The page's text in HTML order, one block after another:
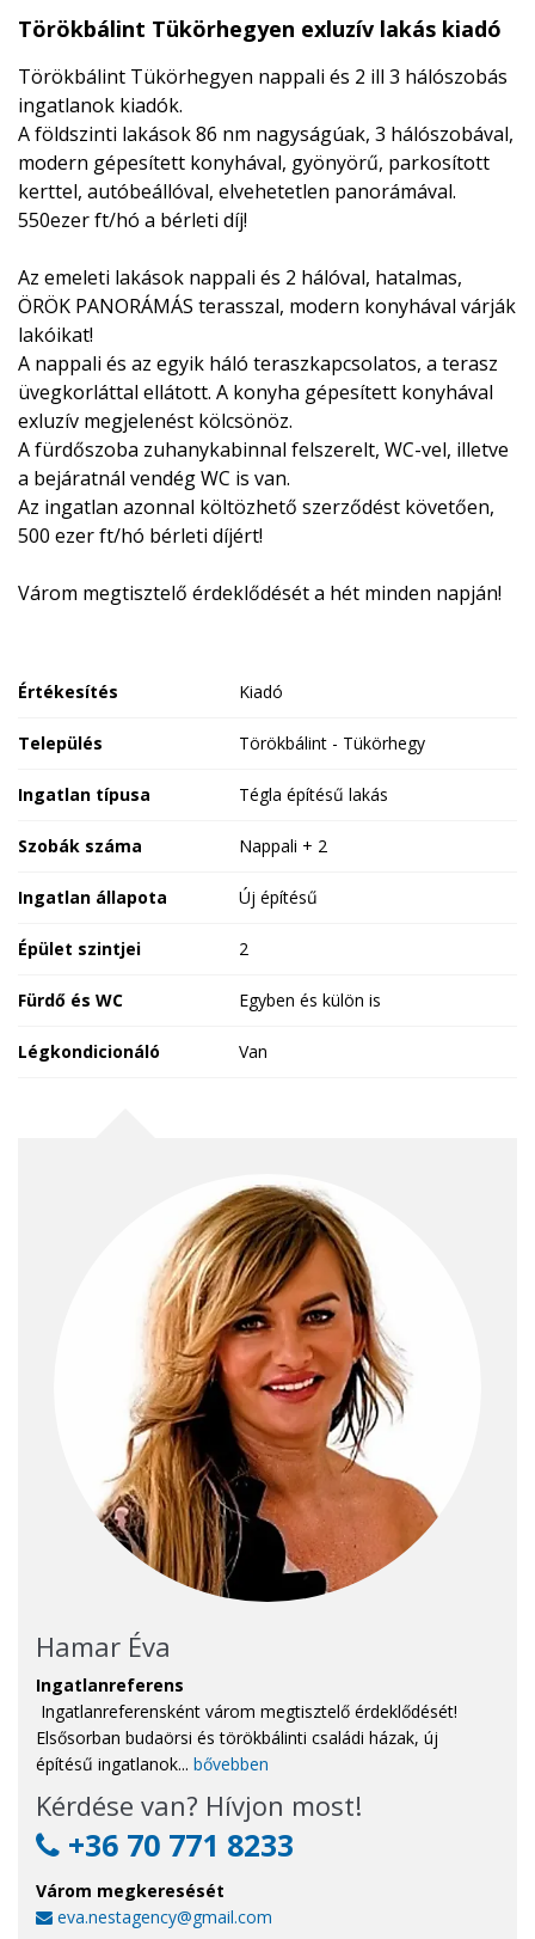
Törökbálint Tükörhegyen exluzív lakás kiadó
Törökbálint Tükörhegyen nappali és 2 ill 3 hálószobás
ingatlanok kiadók.
A földszinti lakások 86 nm nagyságúak, 3 hálószobával,
modern gépesített konyhával, gyönyörű, parkosított
kerttel, autóbeállóval, elvehetetlen panorámával.
550ezer ft/hó a bérleti díj!
Az emeleti lakások nappali és 2 hálóval, hatalmas,
ÖRÖK PANORÁMÁS terasszal, modern konyhával várják
lakóikat!
A nappali és az egyik háló teraszkapcsolatos, a terasz
üvegkorláttal ellátott. A konyha gépesített konyhával
exluzív megjelenést kölcsönöz.
A fürdőszoba zuhanykabinnal felszerelt, WC-vel, illetve
a bejáratnál vendég WC is van.
Az ingatlan azonnal költözhető szerződést követően,
500 ezer ft/hó bérleti díjért!
Várom megtisztelő érdeklődését a hét minden napján!
Értékesítés Kiadó
Település Törökbálint - Tükörhegy
Ingatlan típusa Tégla építésű lakás
Szobák száma Nappali + 2
Ingatlan állapota Új építésű
Épület szintjei 2
Fürdő és WC Egyben és külön is
Légkondicionáló Van
Hamar Éva
Ingatlanreferens
Ingatlanreferensként várom megtisztelő érdeklődését!
Elsősorban budaörsi és törökbálinti családi házak, új
építésű ingatlanok... bővebben
Kérdése van? Hívjon most!
+36 70 771 8233
Várom megkeresését
eva.nestagency@gmail.com